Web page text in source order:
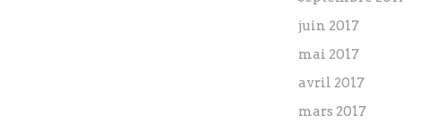
juin 2017
mai 2017
avril 2017
mars 2017